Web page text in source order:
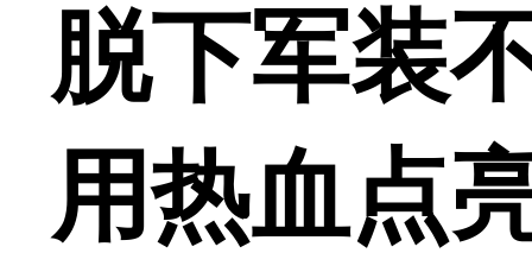
脱下军装
用热血点